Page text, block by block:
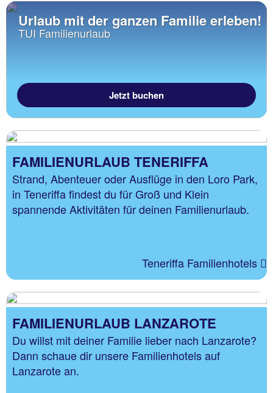
Urlaub mit der ganzen Familie erleben!
TUI Familienurlaub
Jetzt buchen
FAMILIENURLAUB TENERIFFA
Strand, Abenteuer oder Ausflüge in den Loro Park,
in Teneriffa findest du für Groß und Klein
spannende Aktivitäten für deinen Familienurlaub.
Teneriffa Familienhotels
FAMILIENURLAUB LANZAROTE
Du willst mit deiner Familie lieber nach Lanzarote?
Dann schaue dir unsere Familienhotels auf
Lanzarote an.